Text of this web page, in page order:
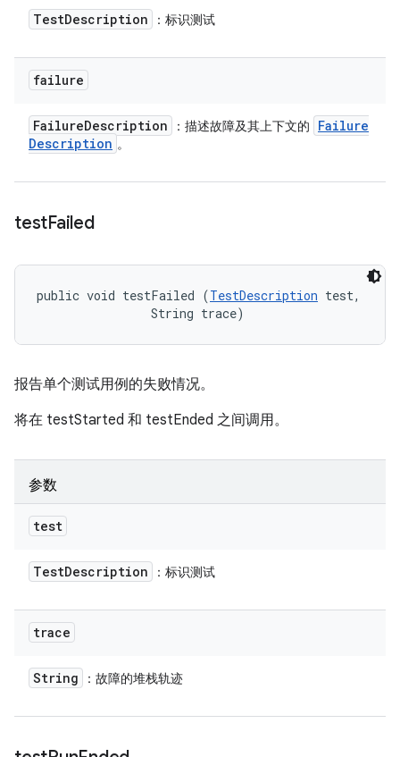
TestDescription ：标识测试
failure
FailureDescription ：描述故障及其上下文的
Failure
Description 。
testFailed
public void testFailed (TestDescription test,
                String trace)
报告单个测试用例的失败情况。
将在 testStarted 和 testEnded 之间调用。
参数
test
TestDescription ：标识测试
trace
String ：故障的堆栈轨迹